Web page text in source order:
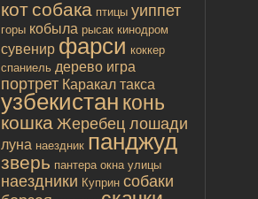
кот собака птицы уиппет
горы кобыла рысак кинодром
сувенир фарси коккер
спаниель дерево игра
портрет Каракал такса
узбекистан конь
кошка Жеребец лошади
луна наездник панджуд
зверь пантера окна улицы
наездники Куприн собаки